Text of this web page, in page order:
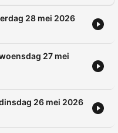
28 mei 2026
27 mei
26 mei 2026